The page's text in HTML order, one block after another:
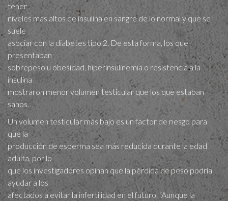
tener
niveles más altos de insulina en sangre de lo normal y que se
suele
asociar con la diabetes tipo 2. De esta forma, los que
presentaban
sobrepeso u obesidad, hiperinsulinemia o resistencia a la
insulina
mostraron menor volumen testicular que los que estaban
sanos.
Un volumen testicular más bajo es un factor de riesgo para
que la
producción de esperma sea más reducida durante la edad
adulta, por lo
que los investigadores opinan que la pérdida de peso podría
ayudar a los
afectados a evitar la infertilidad en el futuro. “Aunque la